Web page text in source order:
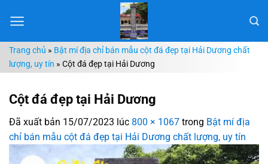
đến
dungTrang chủ » Bật mí địa chỉ bán mẫu cột đá đẹp tại Hải Dương chất
lượng, uy tín » Cột đá đẹp tại Hải Dương
Cột đá đẹp tại Hải Dương
Đã xuất bản 15/07/2023 lúc 800 × 1067 trong Bật mí địa
chỉ bán mẫu cột đá đẹp tại Hải Dương chất lượng, uy tín